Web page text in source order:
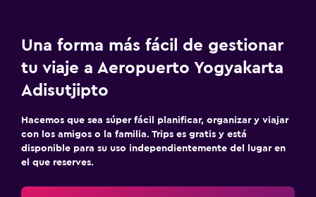
Una forma más fácil de gestionar
tu viaje a Aeropuerto Yogyakarta
Adisutjipto
Hacemos que sea súper fácil planificar, organizar y viajar
con los amigos o la familia. Trips es gratis y está
disponible para su uso independientemente del lugar en
el que reserves.